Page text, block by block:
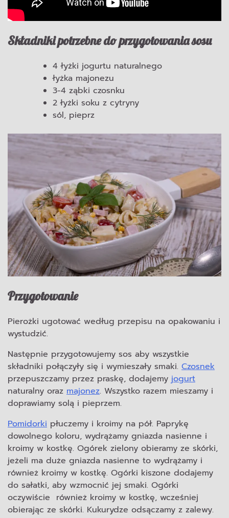
Składniki potrzebne do przygotowania sosu
4 łyżki jogurtu naturalnego
łyżka majonezu
3-4 ząbki czosnku
2 łyżki soku z cytryny
sól, pieprz
Przygotowanie
Pierożki ugotować według przepisu na opakowaniu i
wystudzić.
Następnie przygotowujemy sos aby wszystkie
składniki połączyły się i wymieszały smaki. Czosnek
przepuszczamy przez praskę, dodajemy jogurt
naturalny oraz majonez. Wszystko razem mieszamy i
doprawiamy solą i pieprzem.
Pomidorki płuczemy i kroimy na pół. Paprykę
dowolnego koloru, wydrążamy gniazda nasienne i
kroimy w kostkę. Ogórek zielony obieramy ze skórki,
jeżeli ma duże gniazda nasienne to wydrążamy i
również kroimy w kostkę. Ogórki kiszone dodajemy
do sałatki, aby wzmocnić jej smaki. Ogórki
oczywiście również kroimy w kostkę, wcześniej
obierając ze skórki. Kukurydze odsączamy z zalewy.